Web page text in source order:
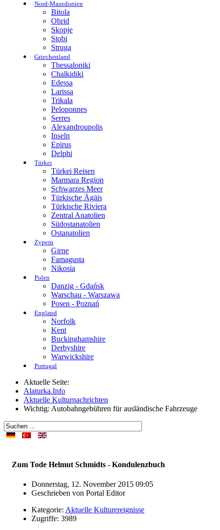
Nord-Mazedonien
Bitola
Ohrid
Skopje
Stobi
Struga
Griechenland
Thessaloniki
Chalkidiki
Edessa
Larissa
Trikala
Peloponnes
Serres
Alexandroupolis
Inseln
Epirus
Delphi
Türkei
Türkei Reisen
Marmara Region
Schwarzes Meer
Türkische Ägäis
Türkische Riviera
Zentral Anatolien
Südostanatolien
Ostanatolien
Zypern
Girne
Famagusta
Nikosia
Polen
Danzig - Gdańsk
Warschau - Warszawa
Posen - Poznań
England
Norfolk
Kent
Buckinghamshire
Derbyshire
Warwickshire
Portugal
Aktuelle Seite:
Alaturka.Info
Aktuelle Kulturnachrichten
Wichtig: Autobahngebühren für ausländische Fahrzeuge
Zum Tode Helmut Schmidts - Kondulenzbuch
Donnerstag, 12. November 2015 09:05
Geschrieben von Portal Editor
Kategorie: Aktuelle Kulturereignisse
Zugriffe: 3989